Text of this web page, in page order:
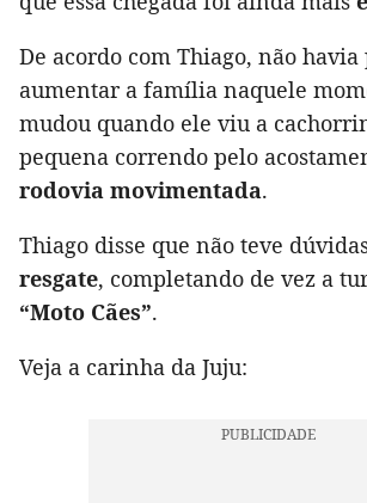
De acordo com Thiago, não havia
aumentar a família naquele
mudou quando ele viu a
pequena correndo pelo
rodovia movimentada.
Thiago disse que não teve
resgate, completando de vez a
“Moto Cães”.
Veja a carinha da Juju: